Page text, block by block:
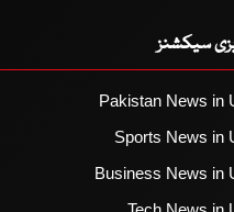
سیکشنز
Pakistan News in
Sports News in
Business News in